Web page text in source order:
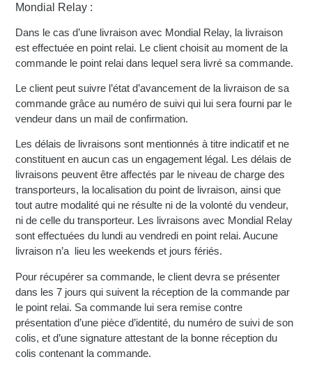
Mondial Relay :
Dans le cas d’une livraison avec Mondial Relay, la livraison
est effectuée en point relai. Le client choisit au moment de la
commande le point relai dans lequel sera livré sa commande.
Le client peut suivre l’état d’avancement de la livraison de sa
commande grâce au numéro de suivi qui lui sera fourni par le
vendeur dans un mail de confirmation.
Les délais de livraisons sont mentionnés à titre indicatif et ne
constituent en aucun cas un engagement légal. Les délais de
livraisons peuvent être affectés par le niveau de charge des
transporteurs, la localisation du point de livraison, ainsi que
tout autre modalité qui ne résulte ni de la volonté du vendeur,
ni de celle du transporteur. Les livraisons avec Mondial Relay
sont effectuées du lundi au vendredi en point relai. Aucune
livraison n’a lieu les weekends et jours fériés.
Pour récupérer sa commande, le client devra se présenter
dans les 7 jours qui suivent la réception de la commande par
le point relai. Sa commande lui sera remise contre
présentation d’une pièce d’identité, du numéro de suivi de son
colis, et d’une signature attestant de la bonne réception du
colis contenant la commande.